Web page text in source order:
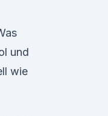
und
wie